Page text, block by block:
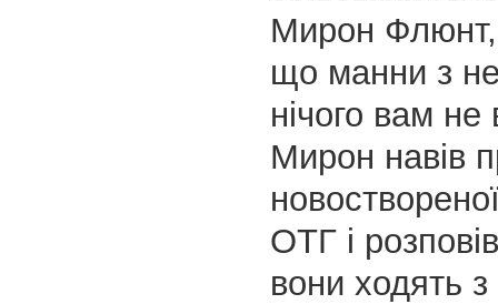
Мирон Флюнт,
що манни з
нічого вам
Мирон навів
ОТГ і
вони ходять